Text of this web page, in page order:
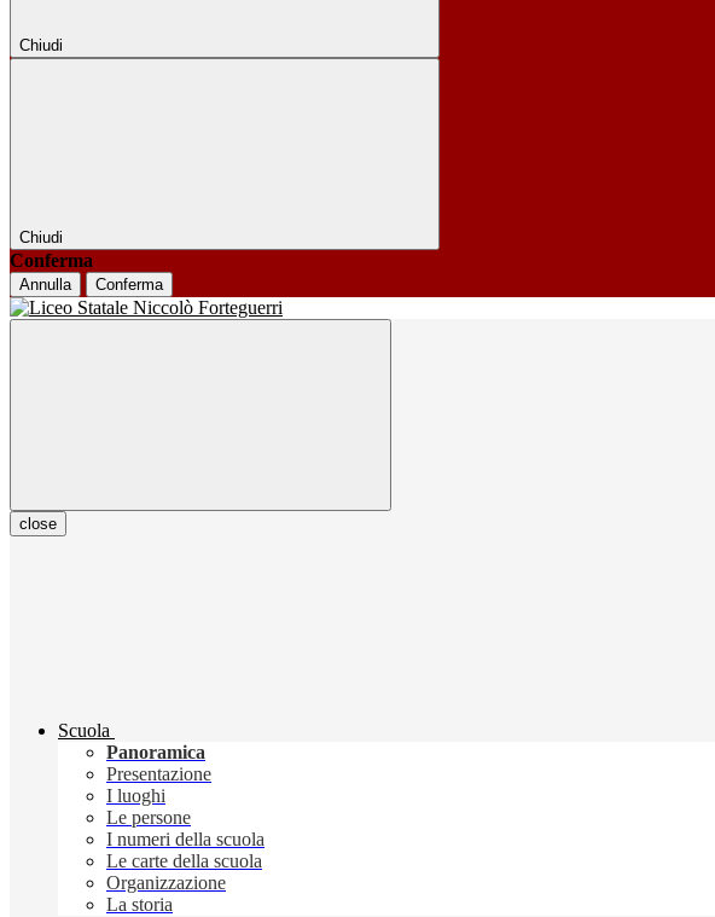
Chiudi
Chiudi
Conferma
Annulla Conferma
close
Scuola
Panoramica
Presentazione
I luoghi
Le persone
I numeri della scuola
Le carte della scuola
Organizzazione
La storia